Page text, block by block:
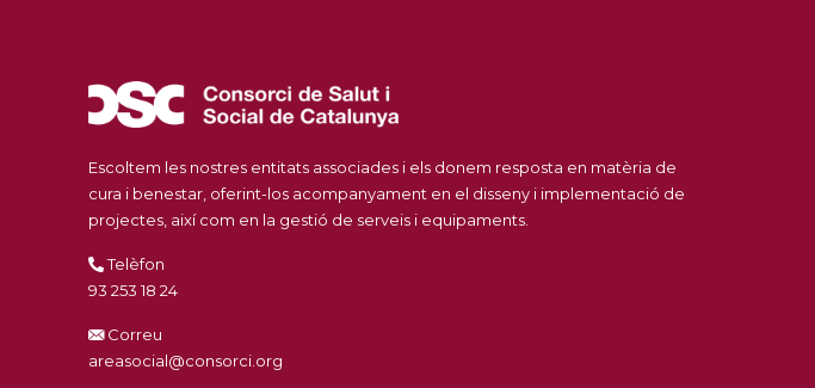
Escoltem les nostres entitats associades i els donem resposta en matèria de
cura i benestar, oferint-los acompanyament en el disseny i implementació de
projectes, així com en la gestió de serveis i equipaments.
Telèfon
93 253 18 24
Correu
areasocial@consorci.org